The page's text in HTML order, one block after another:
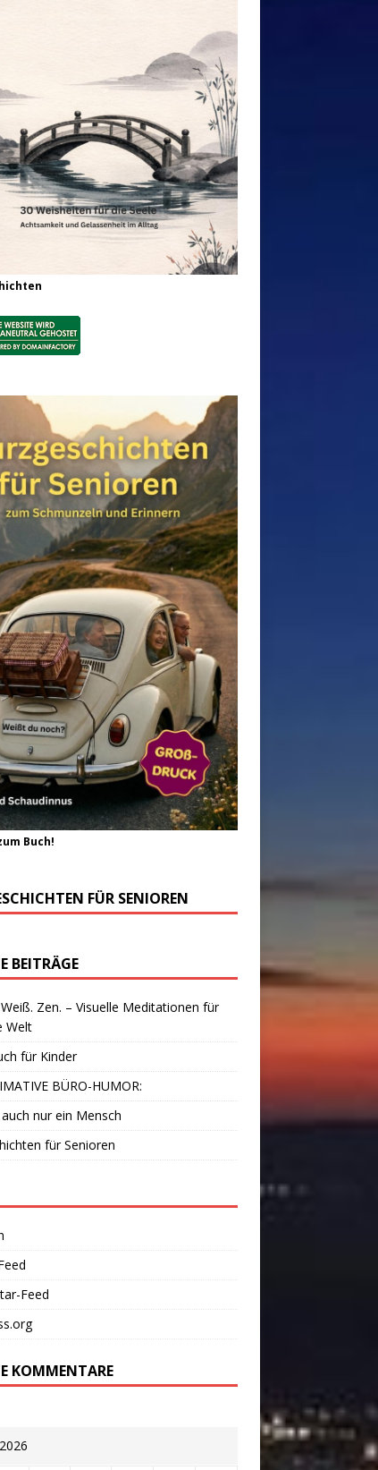
Buch!
FÜR SENIOREN
BEITRÄGE
Zen. – Visuelle Meditationen für
Welt
für Kinder
BÜRO-HUMOR:
nur ein Mensch
für Senioren
Feed
KOMMENTARE